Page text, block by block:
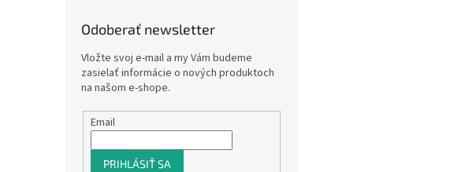
Odoberať newsletter
Vložte svoj e-mail a my Vám budeme
zasielať informácie o nových produktoch
na našom e-shope.
Email
PRIHLÁSIŤ SA